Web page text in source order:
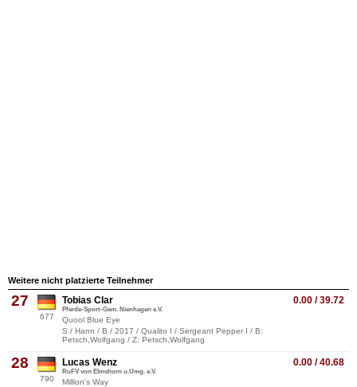
Weitere nicht platzierte Teilnehmer
27
677
0.00 / 39.72
Tobias Clar
Pferde-Sport-Gem. Nienhagen e.V.
Quool Blue Eye
S / Hann / B / 2017 / Qualito I / Sergeant Pepper I / B:
Petsch,Wolfgang / Z: Petsch,Wolfgang
28
790
0.00 / 40.68
Lucas Wenz
RuFV von Elmshorn u.Umg. e.V.
Million's Way